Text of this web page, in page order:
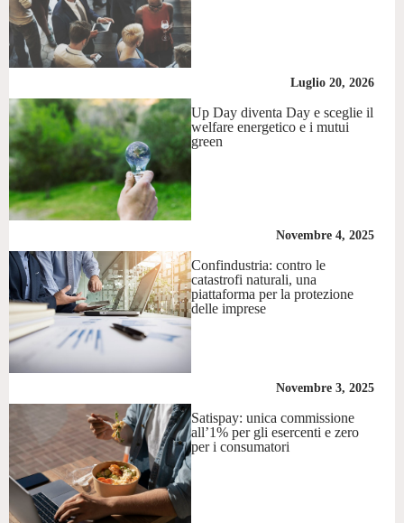
Luglio 20, 2026
Up Day diventa Day e sceglie il
welfare energetico e i mutui
green
Novembre 4, 2025
Confindustria: contro le
catastrofi naturali, una
piattaforma per la protezione
delle imprese
Novembre 3, 2025
Satispay: unica commissione
all’1% per gli esercenti e zero
per i consumatori